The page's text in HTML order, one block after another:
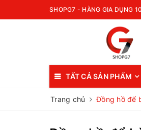
SHOPG7 - HÀNG GIA DỤNG
TẤT CẢ SẢN PHẨM
Trang chủ Đồng hồ để